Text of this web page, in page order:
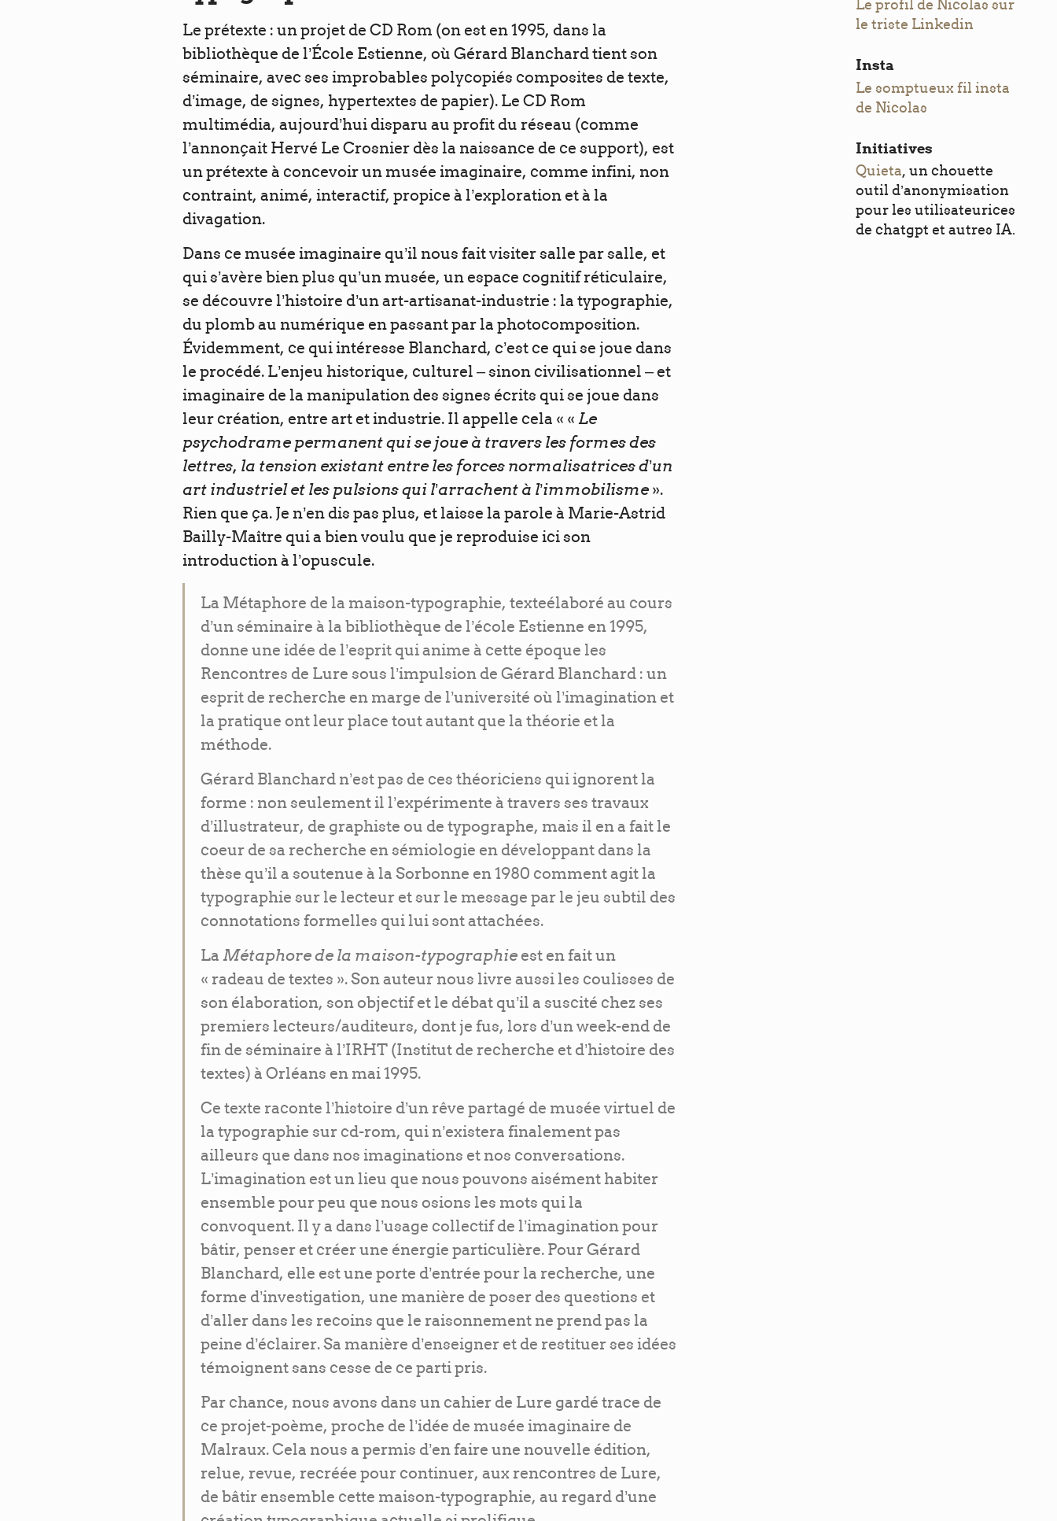
Le prétexte : un projet de CD Rom (on est en 1995, dans la
bibliothèque de l’École Estienne, où Gérard Blanchard tient son
séminaire, avec ses improbables polycopiés composites de texte,
d’image, de signes, hypertextes de papier). Le CD Rom
multimédia, aujourd’hui disparu au profit du réseau (comme
l’annonçait Hervé Le Crosnier dès la naissance de ce support), est
un prétexte à concevoir un musée imaginaire, comme infini, non
contraint, animé, interactif, propice à l’exploration et à la
divagation.
Dans ce musée imaginaire qu’il nous fait visiter salle par salle, et
qui s’avère bien plus qu’un musée, un espace cognitif réticulaire,
se découvre l’histoire d’un art-artisanat-industrie : la typographie,
du plomb au numérique en passant par la photocomposition.
Évidemment, ce qui intéresse Blanchard, c’est ce qui se joue dans
le procédé. L’enjeu historique, culturel – sinon civilisationnel – et
imaginaire de la manipulation des signes écrits qui se joue dans
leur création, entre art et industrie. Il appelle cela « « Le
psychodrame permanent qui se joue à travers les formes des
lettres, la tension existant entre les forces normalisatrices d’un
art industriel et les pulsions qui l’arrachent à l’immobilisme ».
Rien que ça. Je n’en dis pas plus, et laisse la parole à Marie-Astrid
Bailly-Maître qui a bien voulu que je reproduise ici son
introduction à l’opuscule.
La Métaphore de la maison-typographie, texteélaboré au cours
d’un séminaire à la bibliothèque de l’école Estienne en 1995,
donne une idée de l’esprit qui anime à cette époque les
Rencontres de Lure sous l’impulsion de Gérard Blanchard : un
esprit de recherche en marge de l’université où l’imagination et
la pratique ont leur place tout autant que la théorie et la
méthode.
Gérard Blanchard n’est pas de ces théoriciens qui ignorent la
forme : non seulement il l’expérimente à travers ses travaux
d’illustrateur, de graphiste ou de typographe, mais il en a fait le
coeur de sa recherche en sémiologie en développant dans la
thèse qu’il a soutenue à la Sorbonne en 1980 comment agit la
typographie sur le lecteur et sur le message par le jeu subtil des
connotations formelles qui lui sont attachées.
La Métaphore de la maison-typographie est en fait un
« radeau de textes ». Son auteur nous livre aussi les coulisses de
son élaboration, son objectif et le débat qu’il a suscité chez ses
premiers lecteurs/auditeurs, dont je fus, lors d’un week-end de
fin de séminaire à l’IRHT (Institut de recherche et d’histoire des
textes) à Orléans en mai 1995.
Ce texte raconte l’histoire d’un rêve partagé de musée virtuel de
la typographie sur cd-rom, qui n’existera finalement pas
ailleurs que dans nos imaginations et nos conversations.
L’imagination est un lieu que nous pouvons aisément habiter
ensemble pour peu que nous osions les mots qui la
convoquent. Il y a dans l’usage collectif de l’imagination pour
bâtir, penser et créer une énergie particulière. Pour Gérard
Blanchard, elle est une porte d’entrée pour la recherche, une
forme d’investigation, une manière de poser des questions et
d’aller dans les recoins que le raisonnement ne prend pas la
peine d’éclairer. Sa manière d’enseigner et de restituer ses idées
témoignent sans cesse de ce parti pris.
Par chance, nous avons dans un cahier de Lure gardé trace de
ce projet-poème, proche de l’idée de musée imaginaire de
Malraux. Cela nous a permis d’en faire une nouvelle édition,
relue, revue, recréée pour continuer, aux rencontres de Lure,
de bâtir ensemble cette maison-typographie, au regard d’une
Le profil de Nicolas sur
le triste Linkedin
Insta
Le somptueux fil insta
de Nicolas
Initiatives
Quieta, un chouette
outil d’anonymisation
pour les utilisateurices
de chatgpt et autres IA.